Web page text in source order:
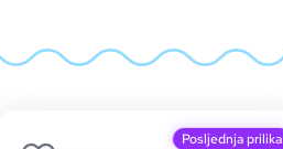
Posljednja prilika